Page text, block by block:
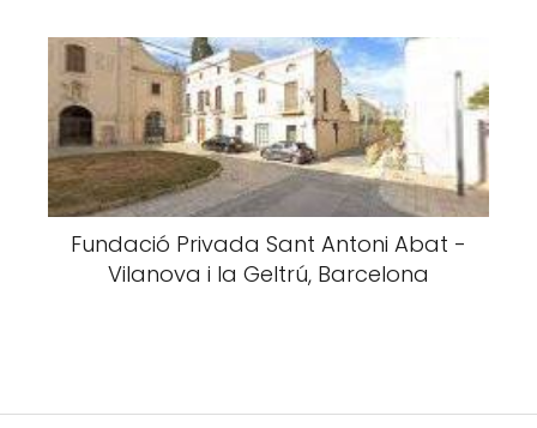
Fundació Privada Sant Antoni Abat -
Vilanova i la Geltrú, Barcelona